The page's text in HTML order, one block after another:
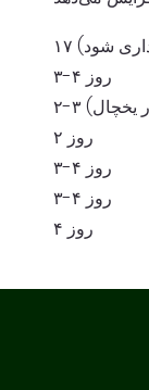
شود)
۳-۴ روز
یخچال)
۲ روز
۳-۴ روز
۳-۴ روز
۴ روز